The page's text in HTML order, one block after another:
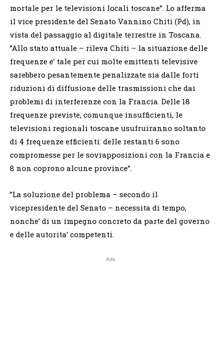
mortale per le televisioni locali toscane”. Lo afferma
il vice presidente del Senato Vannino Chiti (Pd), in
vista del passaggio al digitale terrestre in Toscana.
”Allo stato attuale – rileva Chiti – la situazione delle
frequenze e’ tale per cui molte emittenti televisive
sarebbero pesantemente penalizzate sia dalle forti
riduzioni di diffusione delle trasmissioni che dai
problemi di interferenze con la Francia. Delle 18
frequenze previste, comunque insufficienti, le
televisioni regionali toscane usufruiranno soltanto
di 4 frequenze efficienti: delle restanti 6 sono
compromesse per le sovrapposizioni con la Francia e
8 non coprono alcune province”.
”La soluzione del problema – secondo il
vicepresidente del Senato – necessita di tempo,
nonche’ di un impegno concreto da parte del governo
e delle autorita’ competenti.
Ads